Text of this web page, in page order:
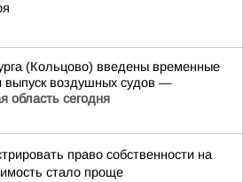
(Кольцово) введены временные
выпуск воздушных судов —
область сегодня
право собственности на
стало проще